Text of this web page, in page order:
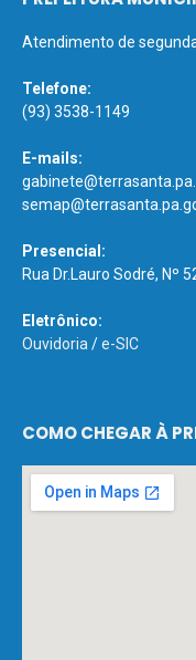
Atendimento de
Telefone:
(93) 3538-1149
E-mails:
Presencial:
Rua Dr.Lauro Sodré, Nº
Eletrônico:
Ouvidoria/e-SIC
COMO CHEGAR À